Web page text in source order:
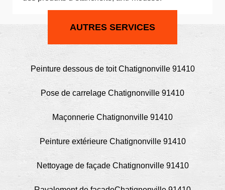
AUTRES SERVICES
Peinture dessous de toit Chatignonville 91410
Pose de carrelage Chatignonville 91410
Maçonnerie Chatignonville 91410
Peinture extérieure Chatignonville 91410
Nettoyage de façade Chatignonville 91410